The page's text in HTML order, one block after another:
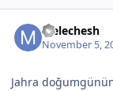
Melechesh
November 5,
Jahra